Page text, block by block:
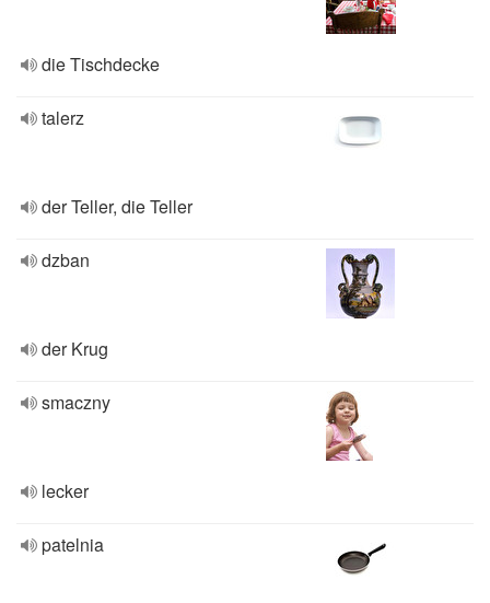
die Tischdecke
talerz
der Teller, die Teller
dzban
der Krug
smaczny
lecker
patelnia